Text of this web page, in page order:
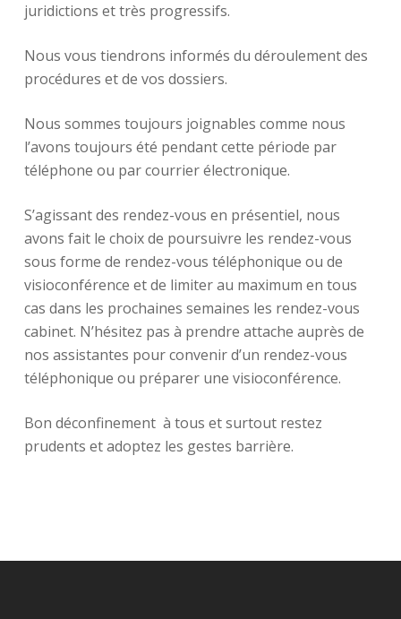
juridictions et très progressifs.
Nous vous tiendrons informés du déroulement des
procédures et de vos dossiers.
Nous sommes toujours joignables comme nous
l’avons toujours été pendant cette période par
téléphone ou par courrier électronique.
S’agissant des rendez-vous en présentiel, nous
avons fait le choix de poursuivre les rendez-vous
sous forme de rendez-vous téléphonique ou de
visioconférence et de limiter au maximum en tous
cas dans les prochaines semaines les rendez-vous
cabinet. N’hésitez pas à prendre attache auprès de
nos assistantes pour convenir d’un rendez-vous
téléphonique ou préparer une visioconférence.
Bon déconfinement à tous et surtout restez
prudents et adoptez les gestes barrière.